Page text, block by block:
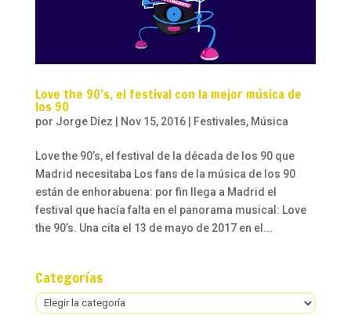
Love the 90’s, el festival con la mejor música de
los 90
por Jorge Díez Nov 15, 2016| Festivales, Música
Love the 90’s, el festival de la década de los 90 que
Madrid necesitaba Los fans de la música de los 90
están de enhorabuena: por fin llega a Madrid el
festival que hacía falta en el panorama musical: Love
the 90’s. Una cita el 13 de mayo de 2017 en el...
Categorías
Categorías